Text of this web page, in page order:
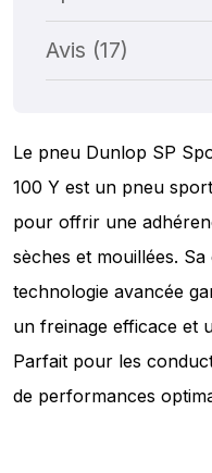
Avis (17)
Le pneu Dunlop SP
100 Y est un pneu
pour offrir une
sèches et mouillées.
technologie avancée
un freinage efficace et
Parfait pour les
de performances